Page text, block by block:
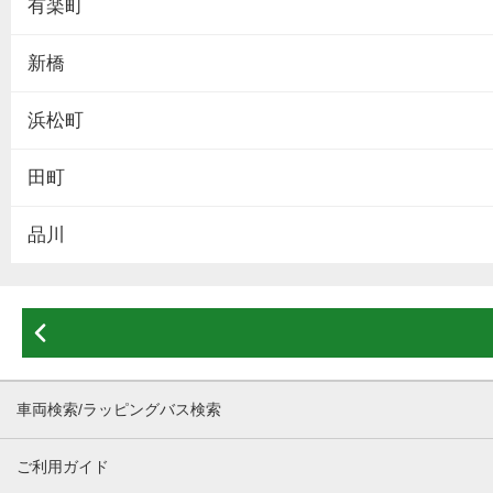
有楽町
新橋
浜松町
田町
品川

車両検索/ラッピングバス検索
ご利用ガイド